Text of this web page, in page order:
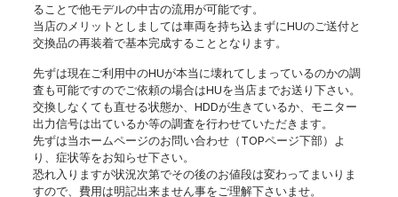
ることで他モデルの中古の流用が可能です。
当店のメリットとしましては車両を持ち込まずにHUのご送付と
交換品の再装着で基本完成することとなります。
先ずは現在ご利用中のHUが本当に壊れてしまっているのかの調
査も可能ですのでご依頼の場合はHUを当店までお送り下さい。
交換しなくても直せる状態か、HDDが生きているか、モニター
出力信号は出ているか等の調査を行わせていただきます。
先ずは当ホームページのお問い合わせ（TOPページ下部）よ
り、症状等をお知らせ下さい。
恐れ入りますが状況次第でその後のお値段は変わってまいりま
すので、費用は明記出来ません事をご理解下さいませ。